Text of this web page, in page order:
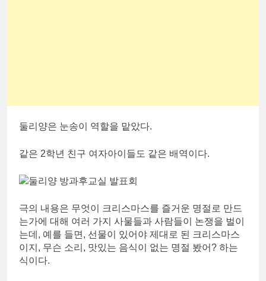
둘리양은 눈송이 역할을 맡았다.
같은 2학년 친구 여자아이들도 같은 배역이다.
극의 내용은 무엇이 크리스마스를 즐거운 명절로 만드
는가에 대해 여러 가지 사물들과 사람들이 논쟁을 벌이
는데, 예를 들면, 선물이 있어야 제대로 된 크리스마스
이지, 무슨 소리, 맛있는 음식이 없는 명절 봤어? 하는
식이다.